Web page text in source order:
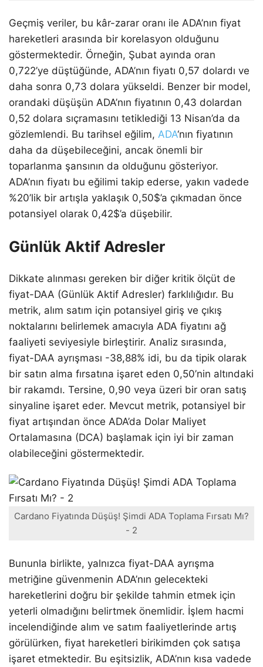
Geçmiş veriler, bu kâr-zarar oranı ile ADA’nın fiyat
hareketleri arasında bir korelasyon olduğunu
göstermektedir. Örneğin, Şubat ayında oran
0,722’ye düştüğünde, ADA’nın fiyatı 0,57 dolardı ve
daha sonra 0,73 dolara yükseldi. Benzer bir model,
orandaki düşüşün ADA’nın fiyatının 0,43 dolardan
0,52 dolara sıçramasını tetiklediği 13 Nisan’da da
gözlemlendi. Bu tarihsel eğilim, ADA‘nın fiyatının
daha da düşebileceğini, ancak önemli bir
toparlanma şansının da olduğunu gösteriyor.
ADA’nın fiyatı bu eğilimi takip ederse, yakın vadede
%20’lik bir artışla yaklaşık 0,50$’a çıkmadan önce
potansiyel olarak 0,42$’a düşebilir.
Günlük Aktif Adresler
Dikkate alınması gereken bir diğer kritik ölçüt de
fiyat-DAA (Günlük Aktif Adresler) farklılığıdır. Bu
metrik, alım satım için potansiyel giriş ve çıkış
noktalarını belirlemek amacıyla ADA fiyatını ağ
faaliyeti seviyesiyle birleştirir. Analiz sırasında,
fiyat-DAA ayrışması -38,88% idi, bu da tipik olarak
bir satın alma fırsatına işaret eden 0,50’nin altındaki
bir rakamdı. Tersine, 0,90 veya üzeri bir oran satış
sinyaline işaret eder. Mevcut metrik, potansiyel bir
fiyat artışından önce ADA’da Dolar Maliyet
Ortalamasına (DCA) başlamak için iyi bir zaman
olabileceğini göstermektedir.
Cardano Fiyatında Düşüş! Şimdi ADA Toplama Fırsatı Mı?
- 2
Bununla birlikte, yalnızca fiyat-DAA ayrışma
metriğine güvenmenin ADA’nın gelecekteki
hareketlerini doğru bir şekilde tahmin etmek için
yeterli olmadığını belirtmek önemlidir. İşlem hacmi
incelendiğinde alım ve satım faaliyetlerinde artış
görülürken, fiyat hareketleri birikimden çok satışa
işaret etmektedir. Bu eşitsizlik, ADA’nın kısa vadede